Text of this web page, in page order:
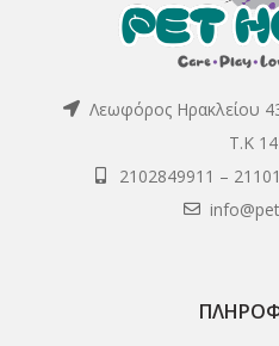
Λεωφόρος Ηρακλείου
Τ.Κ
2102849911 –